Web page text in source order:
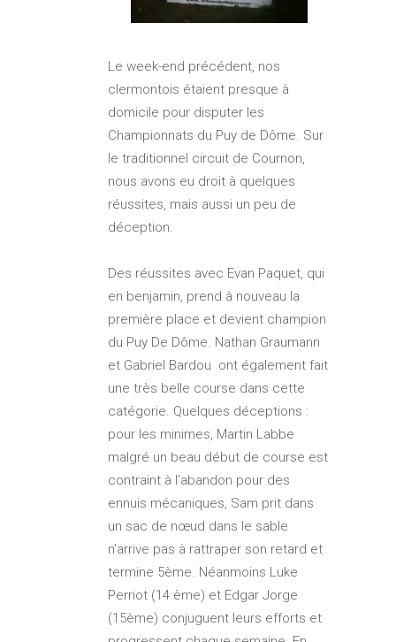
Le week-end précédent, nos
clermontois étaient presque à
domicile pour disputer les
Championnats du Puy de Dôme. Sur
le traditionnel circuit de Cournon,
nous avons eu droit à quelques
réussites, mais aussi un peu de
déception.
Des réussites avec Evan Paquet, qui
en benjamin, prend à nouveau la
première place et devient champion
du Puy De Dôme. Nathan Graumann
et Gabriel Bardou ont également fait
une très belle course dans cette
catégorie. Quelques déceptions :
pour les minimes, Martin Labbe
malgré un beau début de course est
contraint à l’abandon pour des
ennuis mécaniques, Sam prit dans
un sac de nœud dans le sable
n’arrive pas à rattraper son retard et
termine 5ème. Néanmoins Luke
Perriot (14 ème) et Edgar Jorge
(15ème) conjuguent leurs efforts et